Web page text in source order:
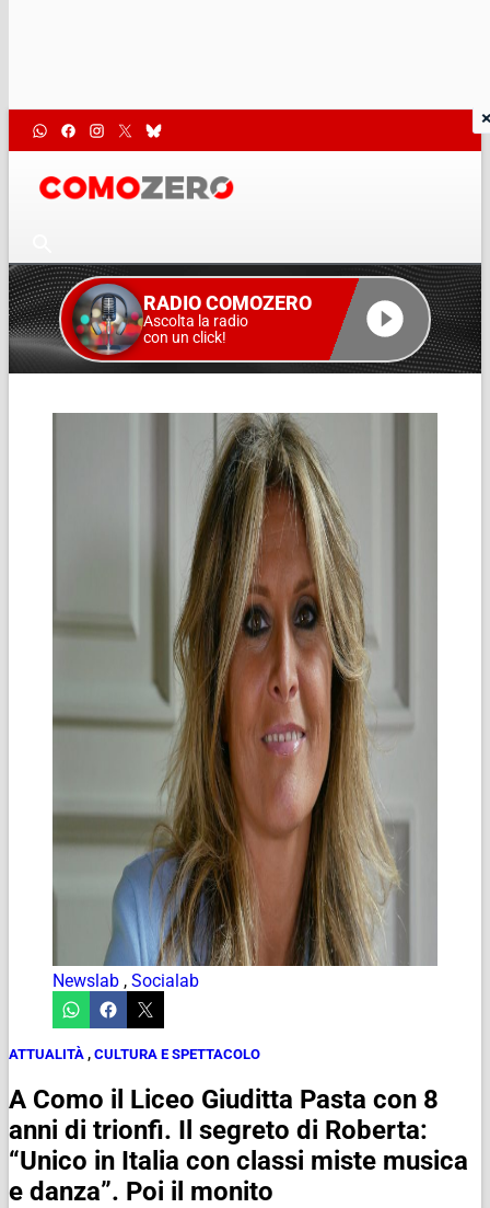
RADIO COMOZERO
Ascolta la radio
con un click!
Newslab , Socialab
ATTUALITÀ , CULTURA E SPETTACOLO
A Como il Liceo Giuditta Pasta con 8
anni di trionfi. Il segreto di Roberta:
“Unico in Italia con classi miste musica
e danza”. Poi il monito